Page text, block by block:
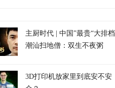
主厨时代 | 中国”最贵“大排档
潮汕扫地僧：双生不夜粥
3D打印机放家里到底安不安